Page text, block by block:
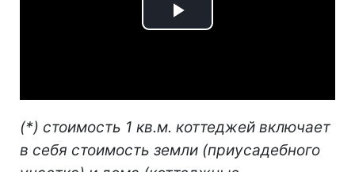
Play
(*) стоимость 1 кв.м. коттеджей включает
в себя стоимость земли (приусадебного